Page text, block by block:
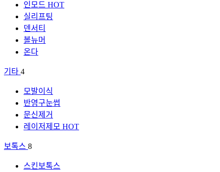
인모드 HOT
실리프팅
덴서티
볼뉴머
온다
기타 4
모발이식
반영구눈썹
문신제거
레이저제모 HOT
보톡스 8
스킨보톡스